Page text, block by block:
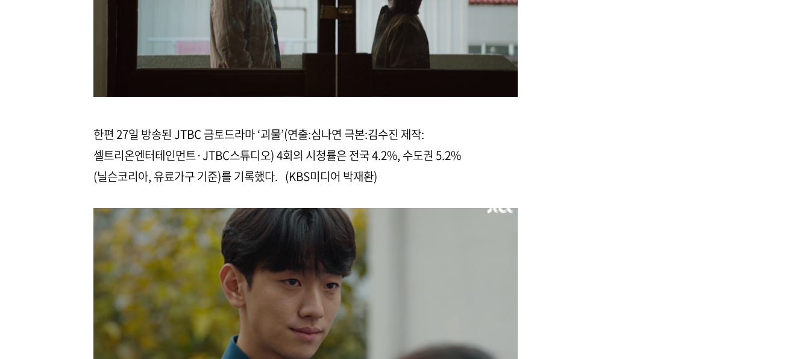
한편 27일 방송된 JTBC 금토드라마 ‘괴물’(연출:심나연 극본:김수진 제작:
셀트리온엔터테인먼트·JTBC스튜디오) 4회의 시청률은 전국 4.2%, 수도권 5.2%
(닐슨코리아, 유료가구 기준)를 기록했다. (KBS미디어 박재환)